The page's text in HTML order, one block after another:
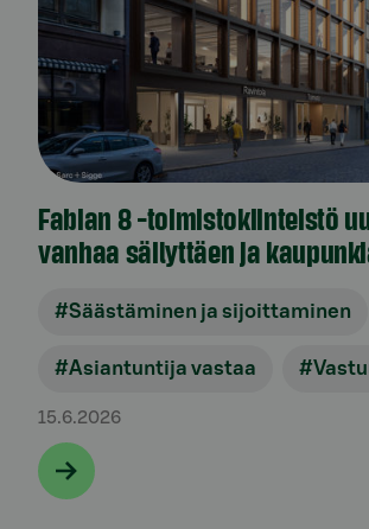
Fabian 8 -toimistokiinteistö
vanhaa säilyttäen ja
#Säästäminen ja sijoittaminen
#Asiantuntija vastaa
15.6.2026